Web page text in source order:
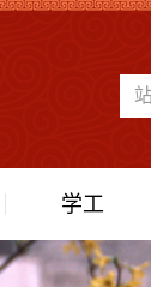
学工